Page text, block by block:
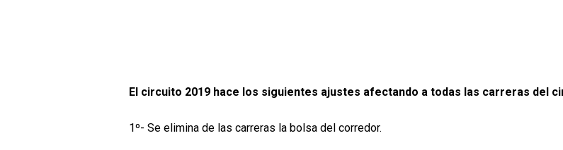
El circuito 2019 hace los siguientes ajustes afectando a todas las carreras del
1º- Se elimina de las carreras la bolsa del corredor.